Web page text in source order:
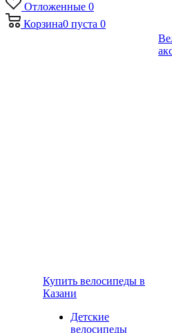
Отложенные 0
Корзина0 пуста 0
Купить велосипеды в
Казани
Детские
велосипеды